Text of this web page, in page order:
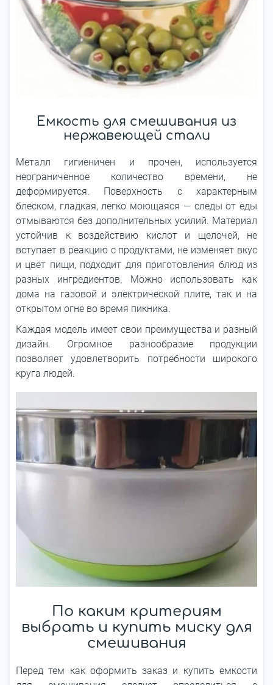
Емкость для смешивания из
нержавеющей стали
Металл гигиеничен и прочен, используется
неограниченное количество времени, не
деформируется. Поверхность с характерным
блеском, гладкая, легко моющаяся — следы от еды
отмываются без дополнительных усилий. Материал
устойчив к воздействию кислот и щелочей, не
вступает в реакцию с продуктами, не изменяет вкус
и цвет пищи, подходит для приготовления блюд из
разных ингредиентов. Можно использовать как
дома на газовой и электрической плите, так и на
открытом огне во время пикника.
Каждая модель имеет свои преимущества и разный
дизайн. Огромное разнообразие продукции
позволяет удовлетворить потребности широкого
круга людей.
По каким критериям
выбрать и купить миску для
смешивания
Перед тем как оформить заказ и купить емкости